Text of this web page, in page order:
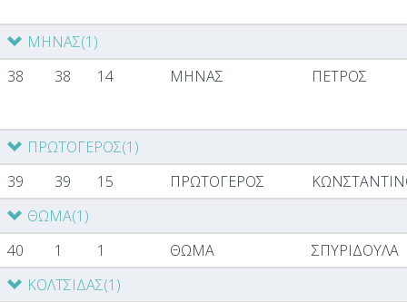
ΜΗΝΑΣ(1)
38
38 14 ΜΗΝΑΣ ΠΕΤΡΟΣ
ΠΡΩΤΟΓΕΡΟΣ(1)
39
39 15 ΠΡΩΤΟΓΕΡΟΣ
ΘΩΜΑ(1)
40
1 1 ΘΩΜΑ
ΣΠΥΡΙΔΟΥΛΑ
ΚΟΛΤΣΙΔΑΣ(1)